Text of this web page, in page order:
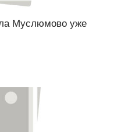
Муслюмово уже